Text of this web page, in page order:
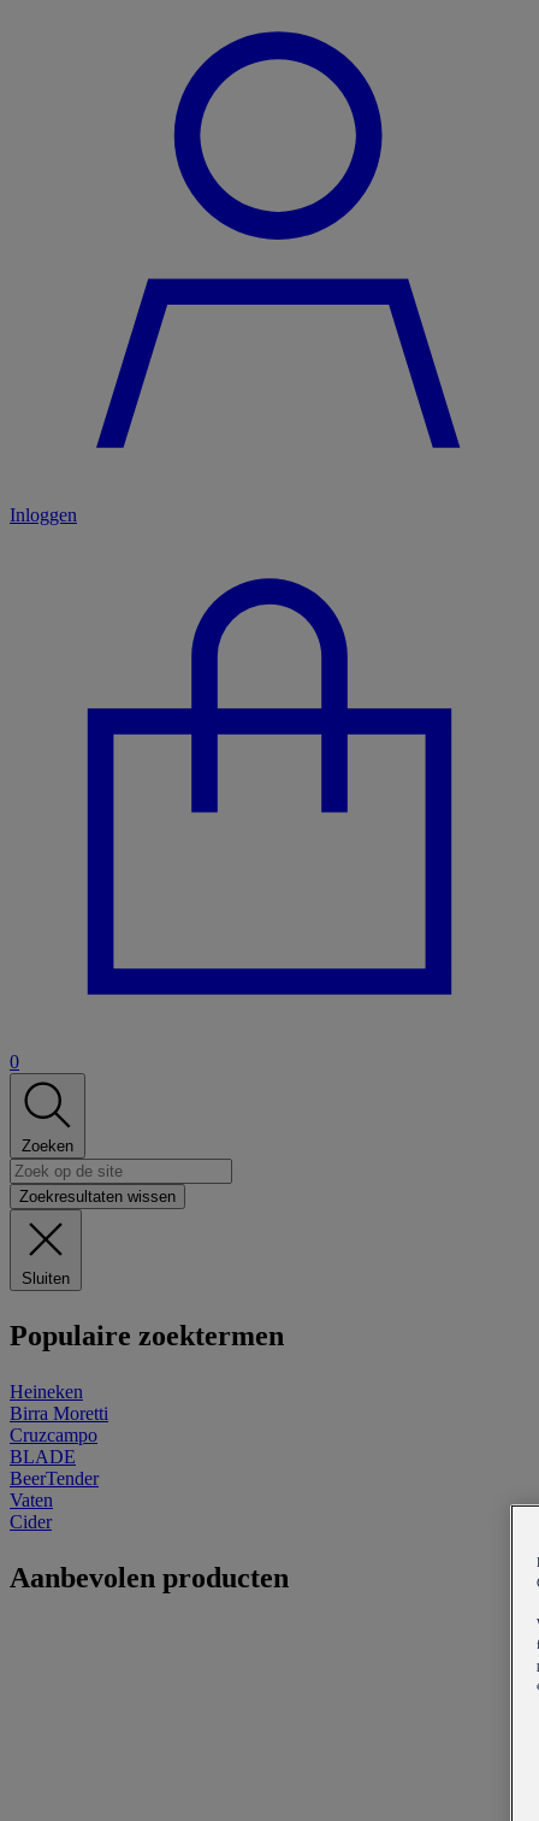
Inloggen
0
Zoeken
Zoekresultaten wissen
Sluiten
Populaire zoektermen
Heineken
Birra Moretti
Cruzcampo
BLADE
BeerTender
Vaten
Cider
Aanbevolen producten